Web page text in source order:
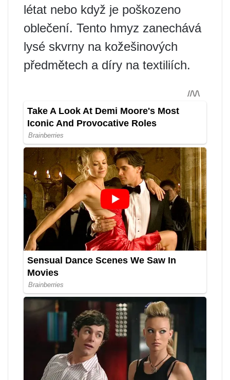
létat nebo když je poškozeno
oblečení. Tento hmyz zanechává
lysé skvrny na kožešinových
předmětech a díry na textiliích.